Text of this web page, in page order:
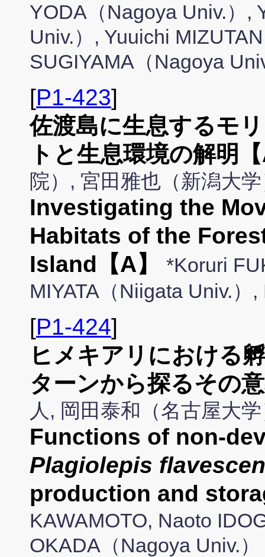
YODA（Nagoya Univ.）,
Univ.）, Yuuichi
SUGIYAMA（Nagoya
[P1-423]
佐渡島に生息するモ
トと生息環境の解明
院）, 宮田雅也（新潟大
Investigating the
Habitats of the
Island【A】
*Koruri
MIYATA（Niigata Univ.）
[P1-424]
ヒメキアリにおける
ターンから探るその
人, 岡田泰和（名古屋大
Functions of non-
Plagiolepis
production and
KAWAMOTO, Naoto
OKADA（Nagoya Univ.）